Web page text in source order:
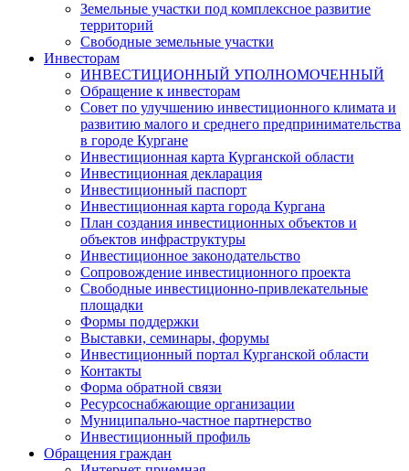
Земельные участки под комплексное развитие
территорий
Свободные земельные участки
Инвесторам
ИНВЕСТИЦИОННЫЙ УПОЛНОМОЧЕННЫЙ
Обращение к инвесторам
Совет по улучшению инвестиционного климата и
развитию малого и среднего предпринимательства
в городе Кургане
Инвестиционная карта Курганской области
Инвестиционная декларация
Инвестиционный паспорт
Инвестиционная карта города Кургана
План создания инвестиционных объектов и
объектов инфраструктуры
Инвестиционное законодательство
Сопровождение инвестиционного проекта
Свободные инвестиционно-привлекательные
площадки
Формы поддержки
Выставки, семинары, форумы
Инвестиционный портал Курганской области
Контакты
Форма обратной связи
Ресурсоснабжающие организации
Муниципально-частное партнерство
Инвестиционный профиль
Обращения граждан